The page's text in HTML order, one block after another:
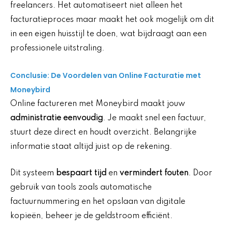
freelancers. Het automatiseert niet alleen het
facturatieproces maar maakt het ook mogelijk om dit
in een eigen huisstijl te doen, wat bijdraagt aan een
professionele uitstraling.
Conclusie: De Voordelen van Online Facturatie met
Moneybird
Online factureren met Moneybird maakt jouw
administratie eenvoudig. Je maakt snel een factuur,
stuurt deze direct en houdt overzicht. Belangrijke
informatie staat altijd juist op de rekening.
Dit systeem bespaart tijd en vermindert fouten. Door
gebruik van tools zoals automatische
factuurnummering en het opslaan van digitale
kopieën, beheer je de geldstroom efficiënt.